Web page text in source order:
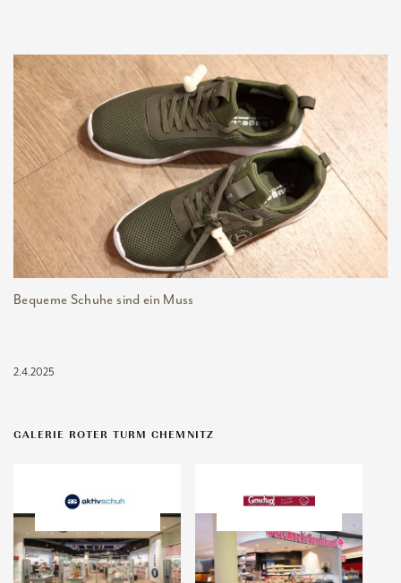
Bequeme Schuhe sind ein Muss
2.4.2025
GALERIE ROTER TURM CHEMNITZ